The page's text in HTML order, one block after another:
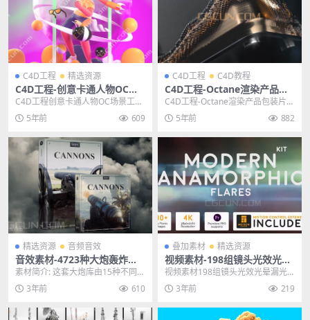
C4D工程 精选资源
C4D工程-创意卡通人物OC场
景工程模型CG村网
C4D工程创意卡通人物OC场景工程
模型 其他推荐: C4D工程-投币机马
里奥资助...
5年前 609
C4D工程 C4D教程
C4D工程-Octane渲染产品包
装片头动画工程文件含教程
C4D工程-Octane渲染产品包装片头
动画工程文件含教程 其他推荐: c4d
工...5年前 882
精选资源 音频音效
音效素材-4723种大炮轰炸炮
击发射攻击摧毁爆炸无损音效
素材
素材简介: 这套大炮库由15种不同类
型的大炮组成，是市场上最全面
的。其包括26个...
3年前 610
叠加素材 精选资源
视频素材-198组镜头光效光晕
漏光科幻光效叠加4K视频素材
视频素材198组镜头光效光晕漏光
科幻光效叠加4K视频素材 标签：模
糊， 散景，胶...
3年前 219